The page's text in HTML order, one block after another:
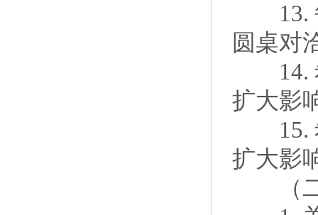
13.
圆桌对
14. 希
扩大影
15. 希
扩大影
（二